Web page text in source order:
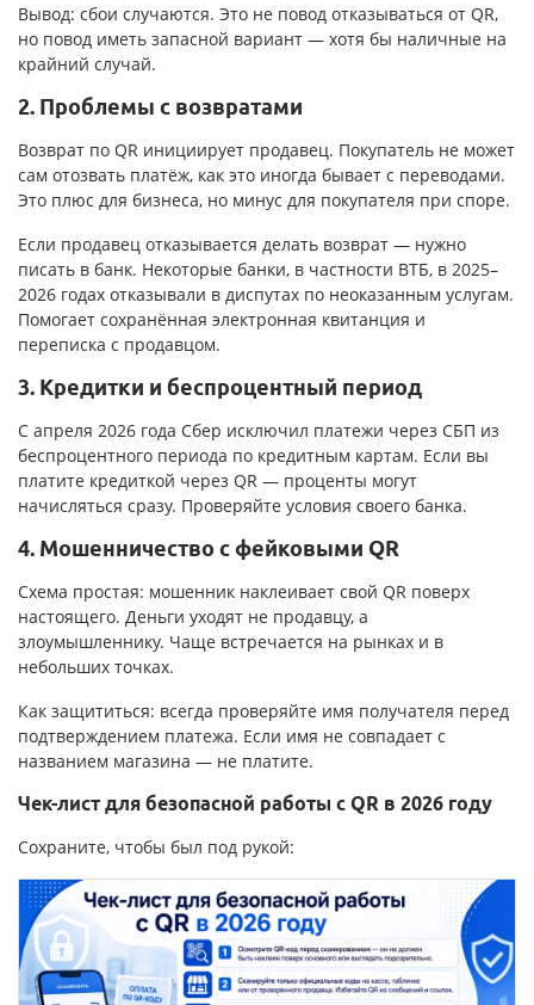
Вывод: сбои случаются. Это не повод отказываться от QR,
но повод иметь запасной вариант — хотя бы наличные на
крайний случай.
2. Проблемы с возвратами
Возврат по QR инициирует продавец. Покупатель не может
сам отозвать платёж, как это иногда бывает с переводами.
Это плюс для бизнеса, но минус для покупателя при споре.
Если продавец отказывается делать возврат — нужно
писать в банк. Некоторые банки, в частности ВТБ, в 2025–
2026 годах отказывали в диспутах по неоказанным услугам.
Помогает сохранённая электронная квитанция и
переписка с продавцом.
3. Кредитки и беспроцентный период
С апреля 2026 года Сбер исключил платежи через СБП из
беспроцентного периода по кредитным картам. Если вы
платите кредиткой через QR — проценты могут
начисляться сразу. Проверяйте условия своего банка.
4. Мошенничество с фейковыми QR
Схема простая: мошенник наклеивает свой QR поверх
настоящего. Деньги уходят не продавцу, а
злоумышленнику. Чаще встречается на рынках и в
небольших точках.
Как защититься: всегда проверяйте имя получателя перед
подтверждением платежа. Если имя не совпадает с
названием магазина — не платите.
Чек-лист для безопасной работы с QR в 2026 году
Сохраните, чтобы был под рукой: